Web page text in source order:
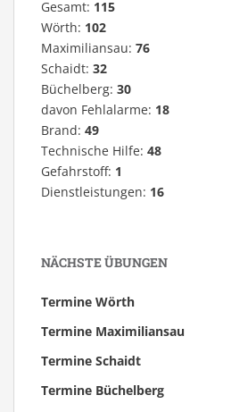
Gesamt: 115
Wörth: 102
Maximiliansau: 76
Schaidt: 32
Büchelberg: 30
davon Fehlalarme: 18
Brand: 49
Technische Hilfe: 48
Gefahrstoff: 1
Dienstleistungen: 16
NÄCHSTE ÜBUNGEN
Termine Wörth
Termine Maximiliansau
Termine Schaidt
Termine Büchelberg